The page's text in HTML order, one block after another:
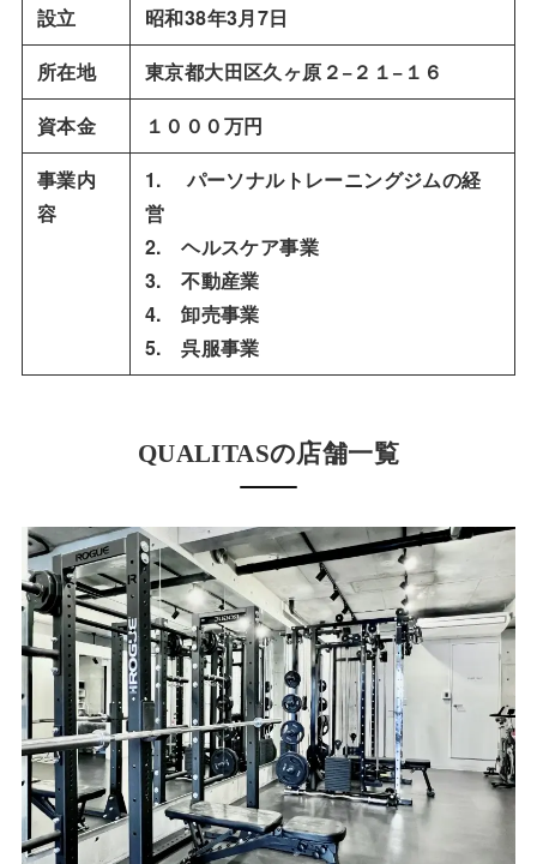
設立
昭和38年3月7日
所在地
東京都大田区久ヶ原２−２１−１６
資本金
１０００万円
事業内
容
1. パーソナルトレーニングジムの経
営
2. ヘルスケア事業
3. 不動産業
4. 卸売事業
5. 呉服事業
QUALITASの店舗一覧